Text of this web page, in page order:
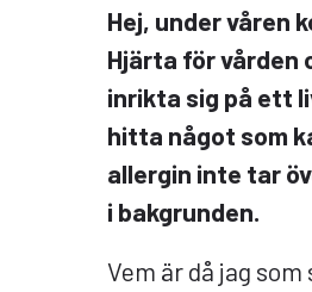
Hej, under våren
Hjärta för vården
inrikta sig på ett
hitta något som
allergin inte tar
i bakgrunden.
Vem är då jag